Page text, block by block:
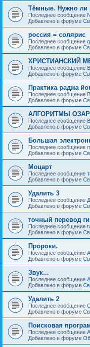
Тёмные. Нужно ли
Последнее сообщение
Добавлено в форуме
россия = солярис
Последнее сообщение
Добавлено в форуме
ХРИСТИАНСКИЙ
Последнее сообщение
Добавлено в форуме
Практика раджа
Последнее сообщение
Добавлено в форуме
АЛГОРИТМЫ
Последнее сообщение
Добавлено в форуме
Большая
Последнее сообщение
Добавлено в форуме
Моцарт
Последнее сообщение
Добавлено в форуме
Удалить 3
Последнее сообщение
Добавлено в форуме
точный перевод
Последнее сообщение
Добавлено в форуме
Пророки.
Последнее сообщение
Добавлено в форуме
Звук...
Последнее сообщение
Добавлено в форуме
Удалить 2
Последнее сообщение
Добавлено в форуме
Поисковая
Последнее сообщение
Добавлено в форуме